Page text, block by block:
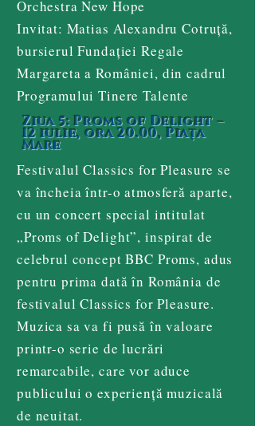
Orchestra New Hope
Invitat: Matias Alexandru Cotruță,
bursierul Fundației Regale
Margareta a României, din cadrul
Programului Tinere Talente
Ziua 5: Proms of Delight –
12 iulie, ora 20.00, Piața
Mare
Festivalul Classics for Pleasure se
va încheia într-o atmosferă aparte,
cu un concert special intitulat
„Proms of Delight”, inspirat de
celebrul concept BBC Proms, adus
pentru prima dată în România de
festivalul Classics for Pleasure.
Muzica sa va fi pusă în valoare
printr-o serie de lucrări
remarcabile, care vor aduce
publicului o experiență muzicală
de neuitat.